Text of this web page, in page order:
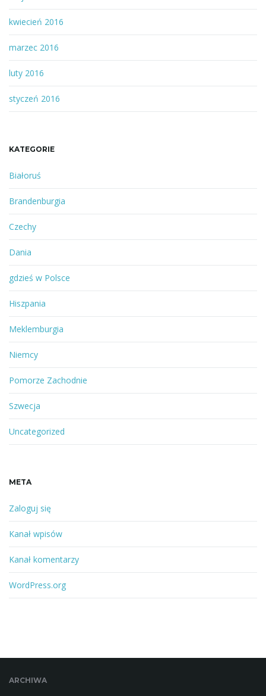
kwiecień 2016
marzec 2016
luty 2016
styczeń 2016
KATEGORIE
Białoruś
Brandenburgia
Czechy
Dania
gdzieś w Polsce
Hiszpania
Meklemburgia
Niemcy
Pomorze Zachodnie
Szwecja
Uncategorized
META
Zaloguj się
Kanał wpisów
Kanał komentarzy
WordPress.org
ARCHIWA